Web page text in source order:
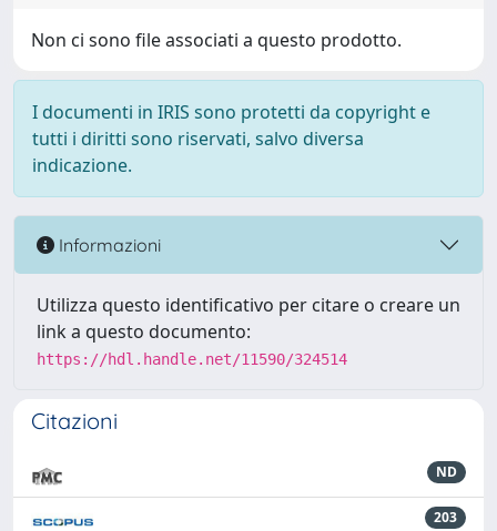
Non ci sono file associati a questo prodotto.
I documenti in IRIS sono protetti da copyright e
tutti i diritti sono riservati, salvo diversa
indicazione.
Informazioni
Utilizza questo identificativo per citare o creare un
link a questo documento:
https://hdl.handle.net/11590/324514
Citazioni
ND
203